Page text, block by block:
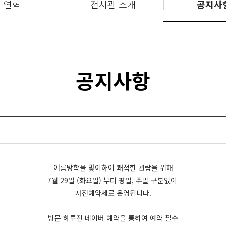
연혁 전시관 소개 공지사
공지사항
여름방학을 맞이하여 쾌적한 관람을 위해
7월 29일 (화요일) 부터 평일, 주말 구분없이
사전예약제로 운영됩니다.
방문 하루전 네이버 예약을 통하여 예약 필수